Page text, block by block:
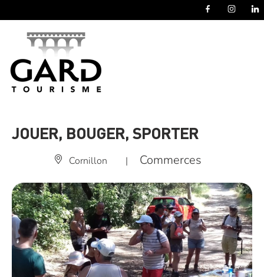
JOUER, BOUGER, SPORTER
Cornillon | Commerces